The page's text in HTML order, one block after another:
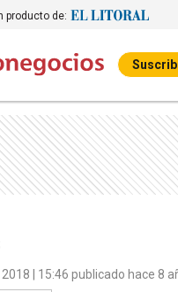
producto de:
| 15:46 publicado hace 8